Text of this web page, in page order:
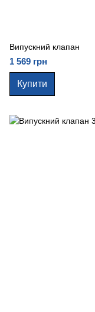
Випускний клапан
1 569 грн
Купити